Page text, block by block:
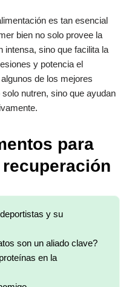
es tan esencial
bien no solo provee la
intensa, sino que facilita la
y potencia el
de los mejores
nutren, sino que ayudan
para
y su
son un aliado clave?
en la